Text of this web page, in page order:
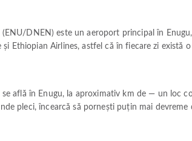
DNEN) este un aeroport principal în
și Ethiopian Airlines, astfel că în fiecare zi există
află în Enugu, la aproximativ km de — un loc
pleci, încearcă să pornești puțin mai devreme